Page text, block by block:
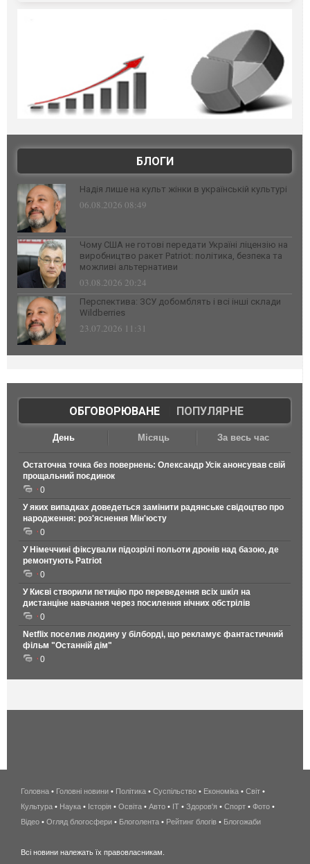
БЛОГИ
Надія лише на культ жінки в українській культурі
06.08.2026 08:49
Чому США не готові передати Україні ліцензію на
виробництво ракет Patriot: політика, безпека та
можливі альтернативи
03.08.2026 20:24
Перспектива: ЗСУ добомблять і всі інші склади
Wildberries
23.07.2026 11:31
ОБГОВОРЮВАНЕ| ПОПУЛЯРНЕ
День Місяць За весь час
Остаточна точка без повернень: Олександр Усік анонсував свій
прощальний поєдинок
0
У яких випадках доведеться замінити радянське свідоцтво про
народження: роз'яснення Мін'юсту
0
У Німеччині фіксували підозрілі польоти дронів над базою, де
ремонтують Patriot
0
У Києві створили петицію про переведення всіх шкіл на
дистанціне навчання через посилення нічних обстрілів
0
Netflix поселив людину у білборді, що рекламує фантастичний
фільм "Останній дім"
0
беспроводной
интернет
киев
Головна • Головні новини • Політика • Суспільство • Економіка • Світ •
Культура • Наука • Історія • Освіта • Авто • IT • Здоров'я • Спорт • Фото •
Відео • Огляд блогосфери • Блоголента • Рейтинг блогів • Блогожаби
Всі новини належать їх правовласникам.